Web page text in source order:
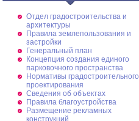
Отдел градостроительства и
архитектуры
Правила землепользования и
застройки
Генеральный план
Концепция создания единого
парковочного пространства
Нормативы градостроительного
проектирования
Сведения об объектах
Правила благоустройства
Размещение рекламных
конструкций